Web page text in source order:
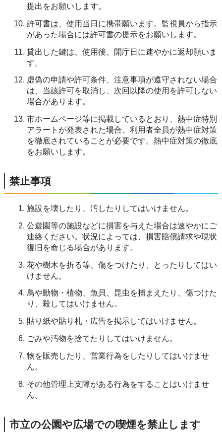
提出をお願いします。
許可書は、使用当日に携帯願います。監視員から指示
があった場合には許可書の提示をお願いします。
貸出した鍵は、使用後、開庁日に速やかに返却願いま
す。
虚偽の申請や許可条件、注意事項が遵守されない場合
は、当該許可を取消し、次回以降の使用を許可しない
場合があります。
市ホームページ等に掲載しているとおり、熱中症特別
アラートが発表された場合、利用者全員が熱中症対策
を徹底されていることが必要です。熱中症対策の徹底
をお願いします。
禁止事項
施設を壊したり、汚したりしてはいけません。
公遊園等の施設などに損害を与えた場合は速やかにご
連絡ください。状況によっては、損害賠償請求や現状
復旧を命じる場合があります。
花や樹木を折る等、傷をつけたり、とったりしてはい
けません。
鳥や動物・植物、魚貝、昆虫を捕まえたり、傷つけた
り、殺してはいけません。
貼り紙や貼り札・広告を掲示してはいけません。
ごみや汚物を捨てたりしてはいけません。
物を販売したり、営業行為をしたりしてはいけませ
ん。
その他管理上支障がある行為をすることはいけませ
ん。
市立の公園や広場での喫煙を禁止します